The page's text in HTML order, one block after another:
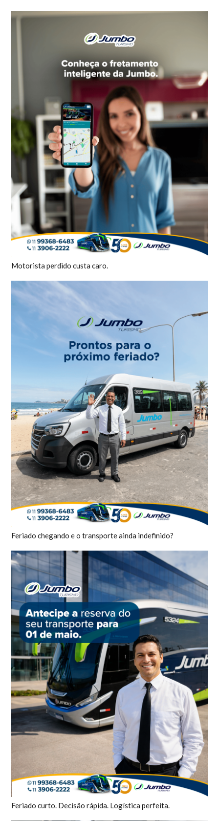
Motorista perdido custa caro.
Feriado chegando e o transporte ainda indefinido?
Feriado curto. Decisão rápida. Logística perfeita.